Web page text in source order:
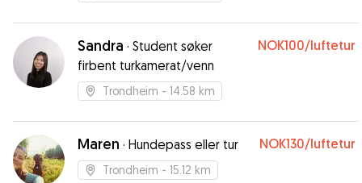
Sandra · Student søker
firbent turkamerat/venn
NOK100/luftetur
Trondheim - 14.58 km
Maren · Hundepass eller tur NOK130/luftetur
Trondheim - 15.12 km